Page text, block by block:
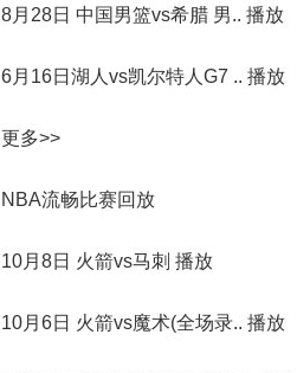
8月28日 中国男篮vs希腊 男.. 播放
6月16日湖人vs凯尔特人G7 .. 播放
更多>>
NBA流畅比赛回放
10月8日 火箭vs马刺 播放
10月6日 火箭vs魔术(全场录.. 播放